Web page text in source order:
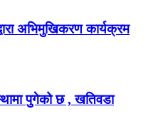
अभिमुखिकरण कार्यक्रम
पुगेको छ , खतिवडा